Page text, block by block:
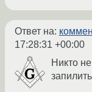
Ответ на:
17:28:31 +00:00
Никто